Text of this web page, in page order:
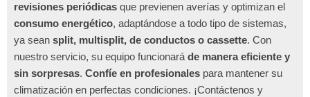
revisiones periódicas que previenen averías y optimizan el
consumo energético, adaptándose a todo tipo de sistemas,
ya sean split, multisplit, de conductos o cassette. Con
nuestro servicio, su equipo funcionará de manera eficiente y
sin sorpresas. Confíe en profesionales para mantener su
climatización en perfectas condiciones. ¡Contáctenos y